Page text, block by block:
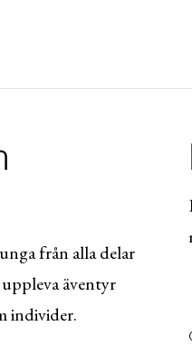
från alla delar
äventyr
individer.